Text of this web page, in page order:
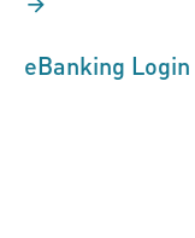
eBanking Login